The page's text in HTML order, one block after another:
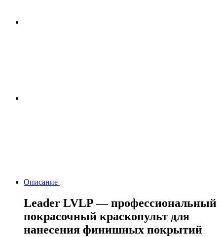
Описание
Leader LVLP — профессиональный
покрасочный краскопульт для
нанесения финишных покрытий